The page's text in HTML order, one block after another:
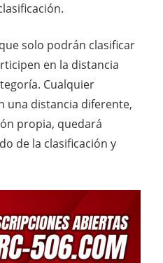
solo podrán clasificar
en la distancia
Cualquier
una distancia diferente,
propia, quedará
de la clasificación y